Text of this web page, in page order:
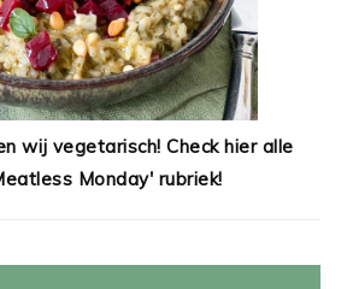
wij vegetarisch! Check hier alle
Monday' rubriek!